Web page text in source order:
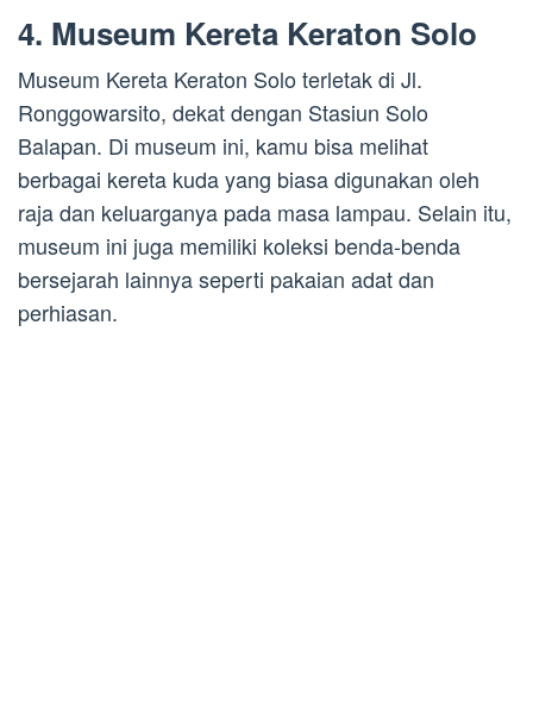
4. Museum Kereta Keraton Solo
Museum Kereta Keraton Solo terletak di Jl.
Ronggowarsito, dekat dengan Stasiun Solo
Balapan. Di museum ini, kamu bisa melihat
berbagai kereta kuda yang biasa digunakan oleh
raja dan keluarganya pada masa lampau. Selain itu,
museum ini juga memiliki koleksi benda-benda
bersejarah lainnya seperti pakaian adat dan
perhiasan.